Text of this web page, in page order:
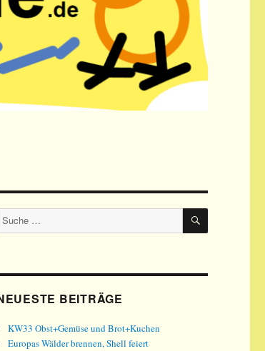
Suche
SUCHE
BEITRÄGE
KW33 Obst+Gemüse und Brot+Kuchen
Europas Wälder brennen, Shell feiert